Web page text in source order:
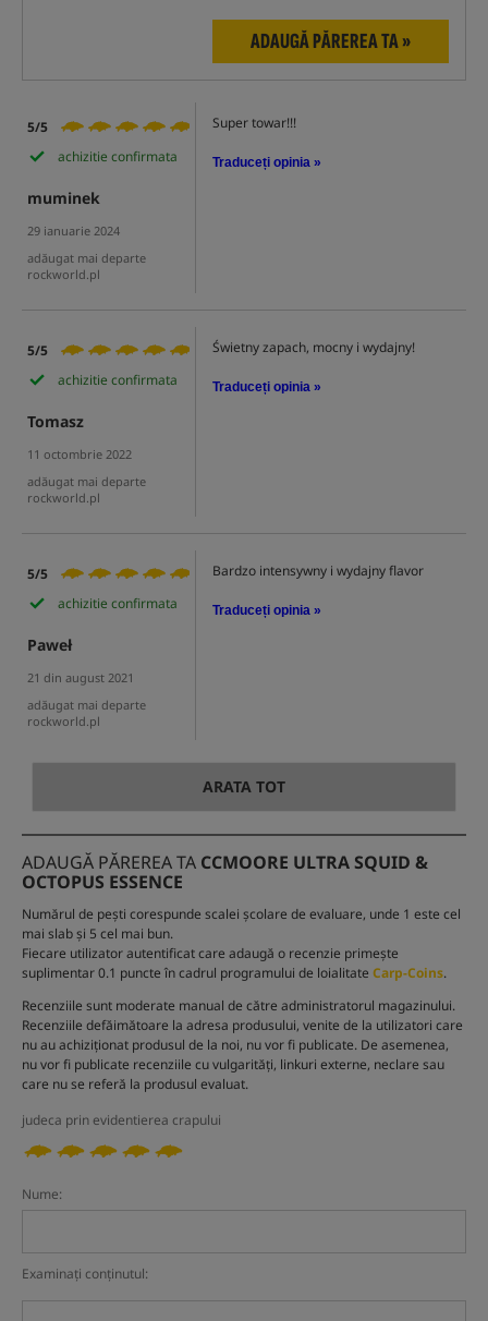
ADAUGĂ PĂREREA TA »
5/5
achizitie confirmata
muminek
29 ianuarie 2024
adăugat mai departe
rockworld.pl
Super towar!!!
Traduceți opinia »
5/5
achizitie confirmata
Tomasz
11 octombrie 2022
adăugat mai departe
rockworld.pl
Świetny zapach, mocny i wydajny!
Traduceți opinia »
5/5
achizitie confirmata
Paweł
21 din august 2021
adăugat mai departe
rockworld.pl
Bardzo intensywny i wydajny flavor
Traduceți opinia »
ARATA TOT
ADAUGĂ PĂREREA TA CCMOORE ULTRA SQUID &
OCTOPUS ESSENCE
Numărul de pești corespunde scalei școlare de evaluare, unde 1 este cel
mai slab și 5 cel mai bun.
Fiecare utilizator autentificat care adaugă o recenzie primește
suplimentar 0.1 puncte în cadrul programului de loialitate Carp-Coins.
Recenziile sunt moderate manual de către administratorul magazinului.
Recenziile defăimătoare la adresa produsului, venite de la utilizatori care
nu au achiziționat produsul de la noi, nu vor fi publicate. De asemenea,
nu vor fi publicate recenziile cu vulgarități, linkuri externe, neclare sau
care nu se referă la produsul evaluat.
judeca prin evidentierea crapului
Nume:
Examinați conținutul: